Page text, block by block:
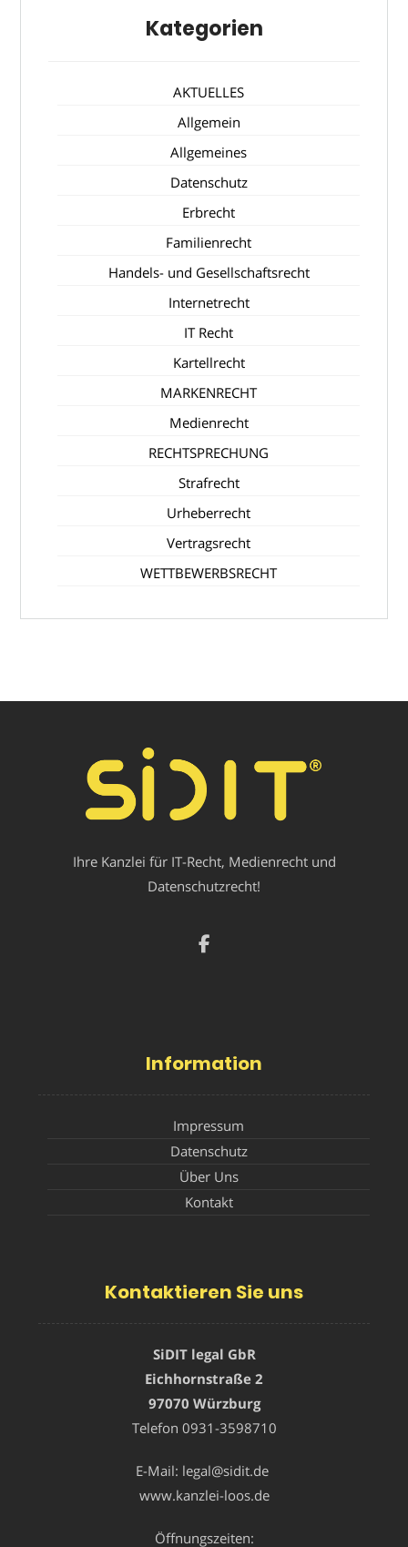
Kategorien
AKTUELLES
Allgemein
Allgemeines
Datenschutz
Erbrecht
Familienrecht
Handels- und Gesellschaftsrecht
Internetrecht
IT Recht
Kartellrecht
MARKENRECHT
Medienrecht
RECHTSPRECHUNG
Strafrecht
Urheberrecht
Vertragsrecht
WETTBEWERBSRECHT
Ihre Kanzlei für IT-Recht, Medienrecht und
Datenschutzrecht!
Information
Impressum
Datenschutz
Über Uns
Kontakt
Kontaktieren Sie uns
SiDIT legal GbR
Eichhornstraße 2
97070 Würzburg
Telefon 0931-3598710
E-Mail: legal@sidit.de
www.kanzlei-loos.de
Öffnungszeiten: